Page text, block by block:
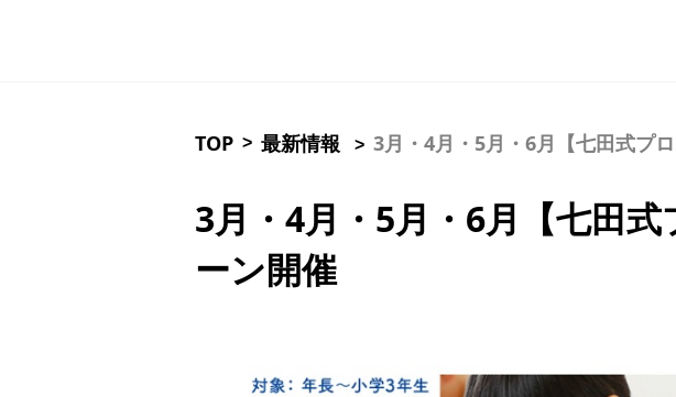
TOP > 最新情報 > 3月・4月・5月・6月【七田式プ
3月・4月・5月・6月【七田
ーン開催